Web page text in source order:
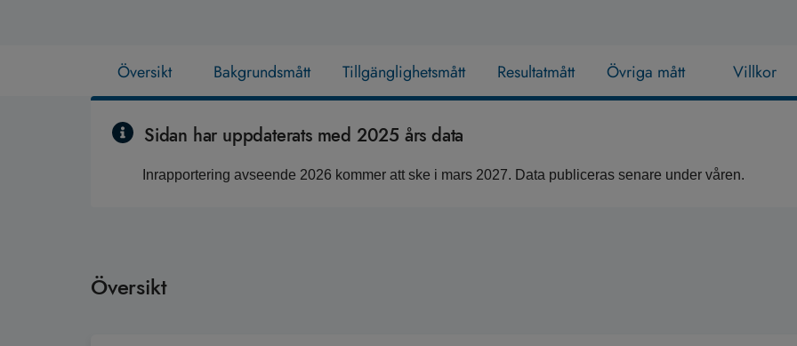
Översikt Bakgrundsmått Tillgänglighetsmått Resultatmått Övriga mått Villkor
Sidan har uppdaterats med 2025 års data
Inrapportering avseende 2026 kommer att ske i mars 2027. Data publiceras senare under våren.
Översikt